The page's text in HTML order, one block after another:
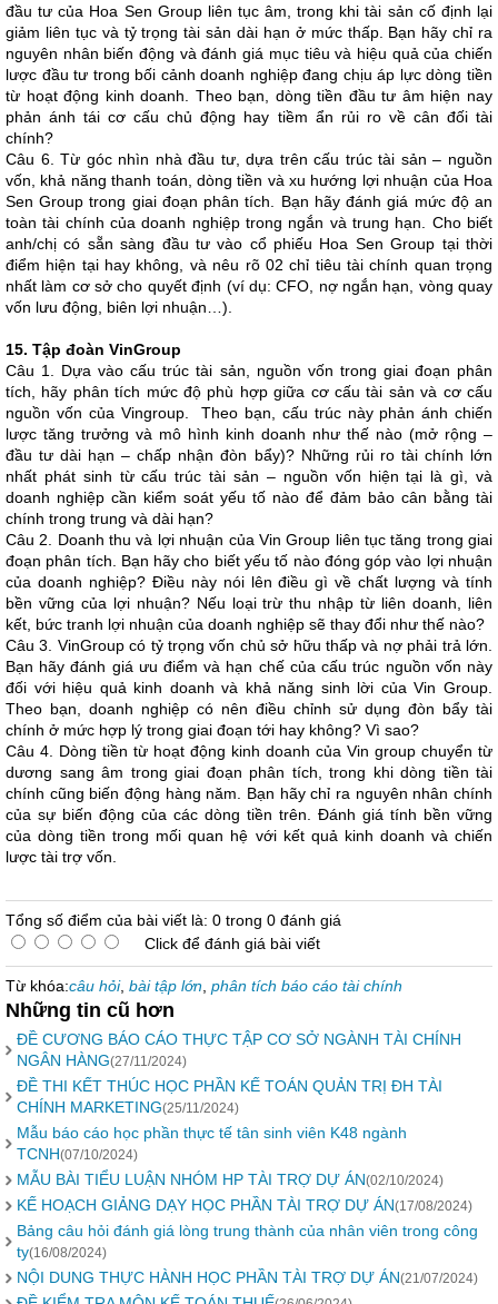
đầu tư của Hoa Sen Group liên tục âm, trong khi tài sản cố định lại
giảm liên tục và tỷ trọng tài sản dài hạn ở mức thấp. Bạn hãy chỉ ra
nguyên nhân biến động và đánh giá mục tiêu và hiệu quả của chiến
lược đầu tư trong bối cảnh doanh nghiệp đang chịu áp lực dòng tiền
từ hoạt động kinh doanh. Theo bạn, dòng tiền đầu tư âm hiện nay
phản ánh tái cơ cấu chủ động hay tiềm ẩn rủi ro về cân đối tài
chính?
Câu 6. Từ góc nhìn nhà đầu tư, dựa trên cấu trúc tài sản – nguồn
vốn, khả năng thanh toán, dòng tiền và xu hướng lợi nhuận của Hoa
Sen Group trong giai đoạn phân tích. Bạn hãy đánh giá mức độ an
toàn tài chính của doanh nghiệp trong ngắn và trung hạn. Cho biết
anh/chị có sẵn sàng đầu tư vào cổ phiếu Hoa Sen Group tại thời
điểm hiện tại hay không, và nêu rõ 02 chỉ tiêu tài chính quan trọng
nhất làm cơ sở cho quyết định (ví dụ: CFO, nợ ngắn hạn, vòng quay
vốn lưu động, biên lợi nhuận…).
15. Tập đoàn VinGroup
Câu 1. Dựa vào cấu trúc tài sản, nguồn vốn trong giai đoạn phân
tích, hãy phân tích mức độ phù hợp giữa cơ cấu tài sản và cơ cấu
nguồn vốn của Vingroup. Theo bạn, cấu trúc này phản ánh chiến
lược tăng trưởng và mô hình kinh doanh như thế nào (mở rộng –
đầu tư dài hạn – chấp nhận đòn bẩy)? Những rủi ro tài chính lớn
nhất phát sinh từ cấu trúc tài sản – nguồn vốn hiện tại là gì, và
doanh nghiệp cần kiểm soát yếu tố nào để đảm bảo cân bằng tài
chính trong trung và dài hạn?
Câu 2. Doanh thu và lợi nhuận của Vin Group liên tục tăng trong giai
đoạn phân tích. Bạn hãy cho biết yếu tố nào đóng góp vào lợi nhuận
của doanh nghiệp? Điều này nói lên điều gì về chất lượng và tính
bền vững của lợi nhuận? Nếu loại trừ thu nhập từ liên doanh, liên
kết, bức tranh lợi nhuận của doanh nghiệp sẽ thay đổi như thế nào?
Câu 3. VinGroup có tỷ trọng vốn chủ sở hữu thấp và nợ phải trả lớn.
Bạn hãy đánh giá ưu điểm và hạn chế của cấu trúc nguồn vốn này
đối với hiệu quả kinh doanh và khả năng sinh lời của Vin Group.
Theo bạn, doanh nghiệp có nên điều chỉnh sử dụng đòn bẩy tài
chính ở mức hợp lý trong giai đoạn tới hay không? Vì sao?
Câu 4. Dòng tiền từ hoạt động kinh doanh của Vin group chuyển từ
dương sang âm trong giai đoạn phân tích, trong khi dòng tiền tài
chính cũng biến động hàng năm. Bạn hãy chỉ ra nguyên nhân chính
của sự biến động của các dòng tiền trên. Đánh giá tính bền vững
của dòng tiền trong mối quan hệ với kết quả kinh doanh và chiến
lược tài trợ vốn.
Tổng số điểm của bài viết là: 0 trong 0 đánh giá
Click để đánh giá bài viết
Từ khóa:câu hỏi, bài tập lớn phân tích báo cáo tài chính
Những tin cũ hơn
ĐỀ CƯƠNG BÁO CÁO THỰC TẬP CƠ SỞ NGÀNH TÀI CHÍNH
NGÂN HÀNG(27/11/2024)
ĐỀ THI KẾT THÚC HỌC PHẦN KẾ TOÁN QUẢN TRỊ ĐH TÀI
CHÍNH MARKETING(25/11/2024)
Mẫu báo cáo học phần thực tế tân sinh viên K48 ngành
TCNH(07/10/2024)
MẪU BÀI TIỂU LUẬN NHÓM HP TÀI TRỢ DỰ ÁN(02/10/2024)
KẾ HOẠCH GIẢNG DẠY HỌC PHẦN TÀI TRỢ DỰ ÁN(17/08/2024)
Bảng câu hỏi đánh giá lòng trung thành của nhân viên trong công
ty(16/08/2024)
NỘI DUNG THỰC HÀNH HỌC PHẦN TÀI TRỢ DỰ ÁN(21/07/2024)